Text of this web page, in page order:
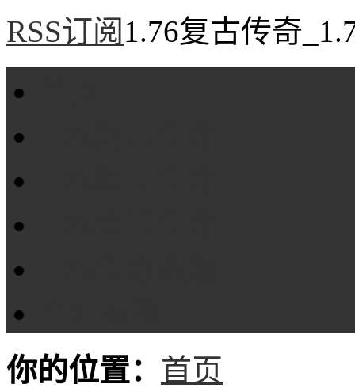
RSS订阅 1.76复古传奇
你的位置： 首页